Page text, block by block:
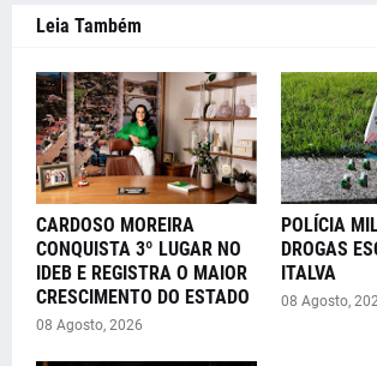
Leia Também
CARDOSO MOREIRA
CONQUISTA 3º LUGAR NO
IDEB E REGISTRA O MAIOR
CRESCIMENTO DO ESTADO
08 Agosto, 2026
POLÍCIA
DROGAS
ITALVA
08 Agosto,